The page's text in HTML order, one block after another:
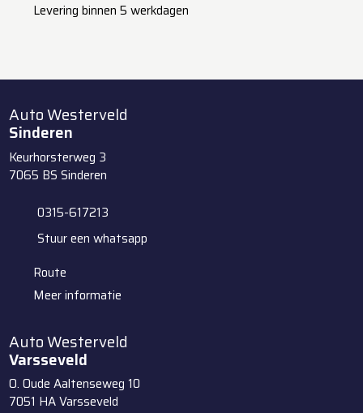
Levering binnen 5 werkdagen
Auto Westerveld
Sinderen
Keurhorsterweg 3
7065 BS Sinderen
0315-617213
Stuur een whatsapp
Route
Meer informatie
Auto Westerveld
Varsseveld
O. Oude Aaltenseweg 10
7051 HAVarsseveld